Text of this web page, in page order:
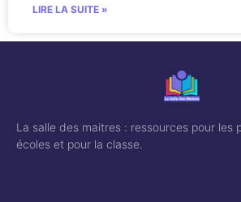
LIRE LA SUITE »
La salle des maitres : ressources pour les
écoles et pour la classe.